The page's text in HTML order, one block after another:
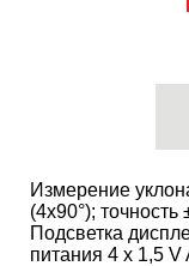
Измерение
(4x90°); точность
Подсветка
питания 4 x 1,5 V